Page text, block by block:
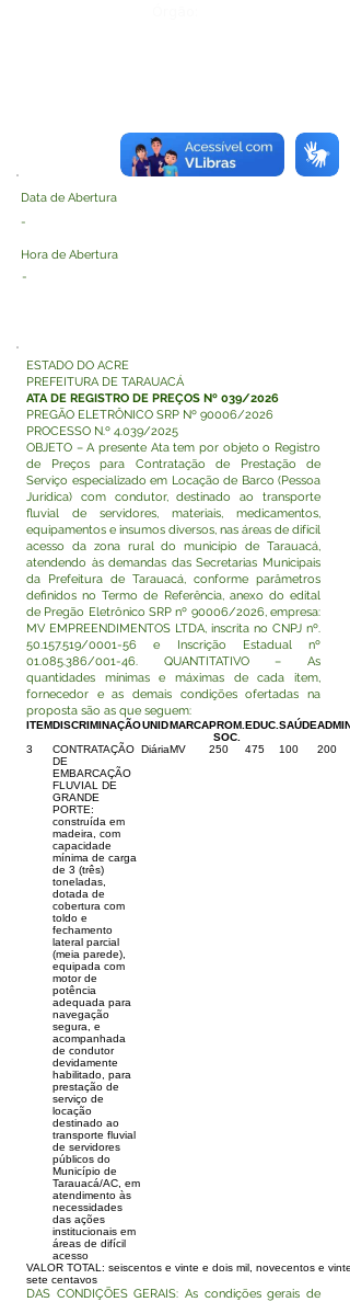
Data de Abertura
-
Hora de Abertura
-
ESTADO DO ACRE
PREFEITURA DE TARAUACÁ
ATA DE REGISTRO DE PREÇOS Nº 039/2026
PREGÃO ELETRÔNICO SRP Nº 90006/2026
PROCESSO N.º 4.039/2025
OBJETO – A presente Ata tem por objeto o Registro
de Preços para Contratação de Prestação de
Serviço especializado em Locação de Barco (Pessoa
Jurídica) com condutor, destinado ao transporte
fluvial de servidores, materiais, medicamentos,
equipamentos e insumos diversos, nas áreas de difícil
acesso da zona rural do município de Tarauacá,
atendendo às demandas das Secretarias Municipais
da Prefeitura de Tarauacá, conforme parâmetros
definidos no Termo de Referência, anexo do edital
de Pregão Eletrônico SRP nº 90006/2026, empresa:
MV EMPREENDIMENTOS LTDA, inscrita no CNPJ nº.
50.157.519/0001-56 e Inscrição Estadual nº
01.085.386/001-46. QUANTITATIVO – As
quantidades mínimas e máximas de cada item,
fornecedor e as demais condições ofertadas na
proposta são as que seguem:
ITEMDISCRIMINAÇÃOUNIDMARCAPROM.
SOC.
EDUC. SAÚDEADMIN.
3
CONTRATAÇÃO
DE
EMBARCAÇÃO
FLUVIAL DE
GRANDE
PORTE:
construída em
madeira, com
capacidade
mínima de carga
de 3 (três)
toneladas,
dotada de
cobertura com
toldo e
fechamento
lateral parcial
(meia parede),
equipada com
motor de
potência
adequada para
navegação
segura, e
acompanhada
de condutor
devidamente
habilitado, para
prestação de
serviço de
locação
destinado ao
transporte fluvial
de servidores
públicos do
Município de
Tarauacá/AC, em
atendimento às
necessidades
das ações
institucionais em
áreas de difícil
acesso
DiáriaMV 250 475 100 200
VALOR TOTAL: seiscentos e vinte e dois mil, novecentos e
sete centavos
DAS CONDIÇÕES GERAIS: As condições gerais de